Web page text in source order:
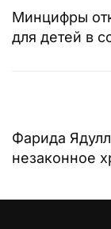
Минцифры
для детей в
Фарида
незаконное